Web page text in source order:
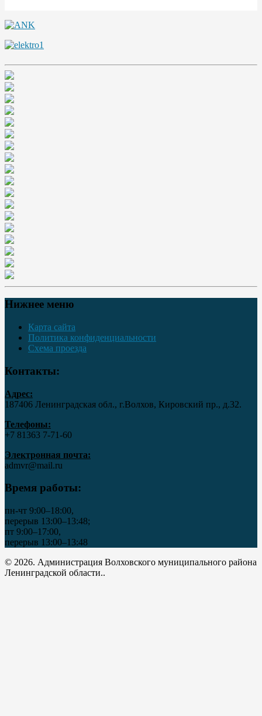
Нижнее меню
Карта сайта
Политика конфиденциальности
Схема проезда
Контакты:
Адрес:
187406 Ленинградская обл., г.Волхов, Кировский пр., д.32.
Телефоны:
+7 81363 7‑71-60
Электронная почта:
admvr@mail.ru
Время работы:
пн-чт 9:00–18:00,
перерыв 13:00–13:48;
пт 9:00–17:00,
перерыв 13:00–13:48
© 2026. Администрация Волховского муниципального района
Ленинградской области..